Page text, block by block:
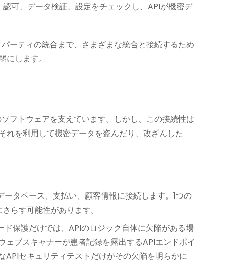
可、データ検証、設定をチェックし、APIが機密デ
ーティの統合まで、さまざまな統合と接続するため
します。
フトウェアを支えています。しかし、この接続性は
を利用して機密データを盗んだり、改ざんした
タベース、支払い、顧客情報に接続します。1つの
らす可能性があります。
ド保護だけでは、APIのロジック自体に欠陥がある場
ブスキャナーが患者記録を露出するAPIエンドポイ
セキュリティテストだけがその欠陥を明らかに